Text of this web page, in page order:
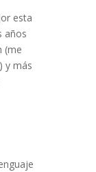
esta
años
(me
y más